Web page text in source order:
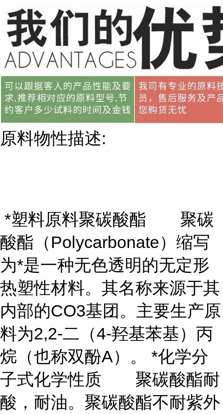
原料物性描述:
*塑料原料聚碳酸酯 聚碳
酸酯（Polycarbonate）缩写
为*是一种无色透明的无定形
热塑性材料。其名称来源于其
内部的CO3基团。主要生产原
料为2,2-二（4-羟基苯基）丙
烷（也称双酚A）。 *化学分
子式化学性质 聚碳酸酯耐
酸，耐油。聚碳酸酯不耐紫外